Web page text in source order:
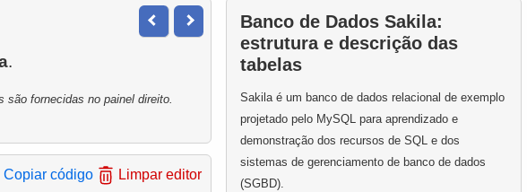
fornecidas no painel direito.
Copiar código Limpar editor
Banco de Dados Sakila:
estrutura e descrição das
tabelas
Sakila é um banco de dados relacional de exemplo
projetado pelo MySQL para aprendizado e
demonstração dos recursos de SQL e dos
sistemas de gerenciamento de banco de dados
(SGBD).